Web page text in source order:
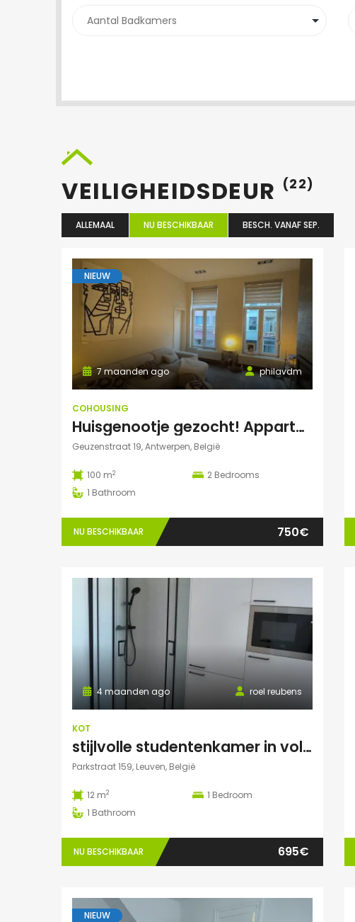
VEILIGHEIDSDEUR (22)
ALLEMAAL NU BESCHIKBAAR BESCH. VANAF SEP.
NIEUW
philavdm
7 maanden ago
COHOUSING
Huisgenootje gezocht! Appartement aan het Marnixplein, Antwerpen Zuid
Geuzenstraat 19, Antwerpen, België
100 m2 2 Bedrooms
1 Bathroom
NU BESCHIKBAAR 750€
roel reubens
4 maanden ago
KOT
stijlvolle studentenkamer in volledig gerenoveerd studentenhuis
Parkstraat 159, Leuven, België
12 m2 1 Bedroom
1 Bathroom
NU BESCHIKBAAR 695€
NIEUW